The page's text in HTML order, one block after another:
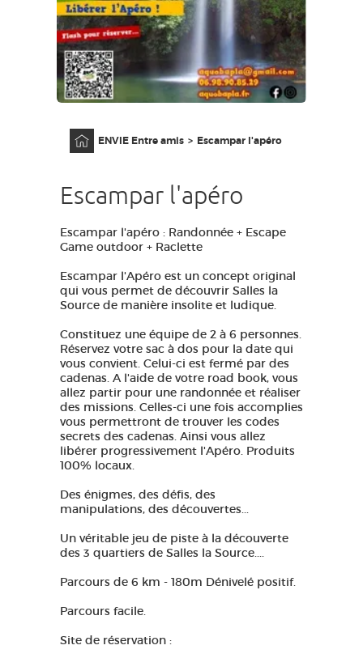
MA SÉLECTION
FR
ENVIE Entre amis Escampar l'apéro
Escampar l'apéro
Escampar l'apéro : Randonnée + Escape
Game outdoor + Raclette
Escampar l'Apéro est un concept original
qui vous permet de découvrir Salles la
Source de manière insolite et ludique.
Constituez une équipe de 2 à 6 personnes.
Réservez votre sac à dos pour la date qui
vous convient. Celui-ci est fermé par des
cadenas. A l'aide de votre road book, vous
allez partir pour une randonnée et réaliser
des missions. Celles-ci une fois accomplies
vous permettront de trouver les codes
secrets des cadenas. Ainsi vous allez
libérer progressivement l'Apéro. Produits
100% locaux.
Des énigmes, des défis, des
manipulations, des découvertes...
Un véritable jeu de piste à la découverte
des 3 quartiers de Salles la Source....
Parcours de 6 km - 180m Dénivelé positif.
Parcours facile.
Site de réservation :